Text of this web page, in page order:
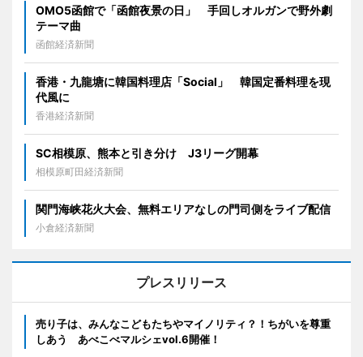
OMO5函館で「函館夜景の日」 手回しオルガンで野外劇
テーマ曲
函館経済新聞
香港・九龍塘に韓国料理店「Social」 韓国定番料理を現
代風に
香港経済新聞
SC相模原、熊本と引き分け J3リーグ開幕
相模原町田経済新聞
関門海峡花火大会、無料エリアなしの門司側をライブ配信
小倉経済新聞
プレスリリース
売り子は、みんなこどもたちやマイノリティ？！ちがいを尊重
しあう あべこべマルシェvol.6開催！